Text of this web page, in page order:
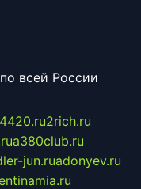
всей России
2rich.ru
a380club.ru
jun.ruadonyev.ru